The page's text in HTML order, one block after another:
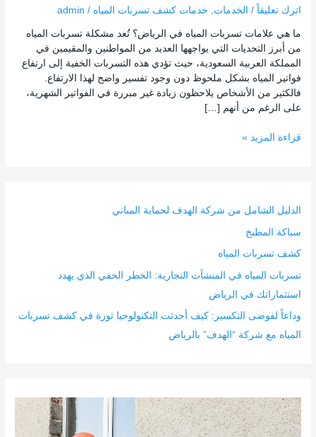
اترك تعليقاً / الخدمات خدمات كشف تسربات المياه /
admin
ما هي علامات تسربات المياه في الرياض؟ تُعد مشكلة تسربات المياه
من أبرز التحديات التي يواجهها العديد من المواطنين والمقيمين في
المملكة العربية السعودية، حيث تؤدي هذه التسربات الخفية إلى ارتفاع
فواتير المياه بشكل ملحوظ دون وجود تفسير واضح لهذا الارتفاع.
فالكثير من الأشخاص يلاحظون زيادة غير مبررة في الفواتير الشهرية،
على الرغم من أنهم […]
قراءة المزيد »
الدليل الشامل من شركة الهدف لحماية المباني
سباكة المطبخ
كشف تسربات المياه
تسربات المياه في المنشآت التجارية: الخطر الخفي الذي يهدد
استثماراتك في الرياض
وداعاً لفوضى التكسير: كيف أحدثت التكنولوجيا ثورة في كشف تسربات
المياه مع شركة “الهدف” بالرياض